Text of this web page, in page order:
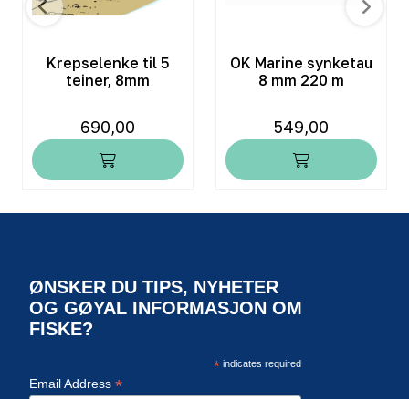
Krepselenke til 5
teiner, 8mm
690,00
OK Marine synketau
8 mm 220 m
549,00
ØNSKER DU TIPS, NYHETER
OG GØYAL INFORMASJON OM
FISKE?
*indicates required
Email Address *